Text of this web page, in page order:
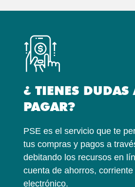
¿ TIENES DUDAS
PAGAR?
PSE es el servicio que te
tus compras y pagos a
debitando los recursos en
cuenta de ahorros,
electrónico.